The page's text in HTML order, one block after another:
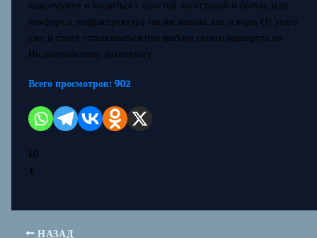
максимуму» и мириться с простой логистикой и бытом, или
комфорт и инфраструктура так же важны, как и вода. От этого
уже и стоит отталкиваться при выборе своего маршрута по
Индонезийскому архипелагу.
Всего просмотров: 902
10
4
НАЗАД